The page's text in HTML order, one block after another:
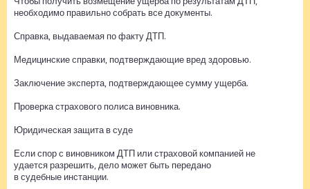
необходимо правильно собрать все документы.
Справка, выдаваемая по факту ДТП.
Медицинские справки, подтверждающие вред здоровью.
Заключение эксперта, подтверждающее сумму ущерба.
Проверка страхового полиса виновника.
Юридическая защита в суде
Если спор с виновником ДТП или страховой компанией не
удается разрешить, дело может быть передано
в судебные инстанции.